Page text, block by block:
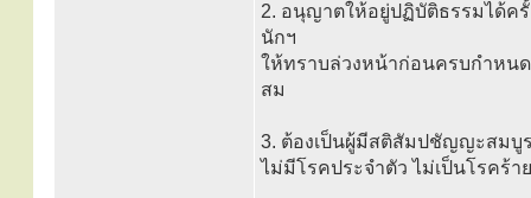
2. อนุญาตให้อยู่ปฏิบัติธรรมได้ค
นักฯ
ให้ทราบล่วงหน้าก่อนครบกำหน
สม
3. ต้องเป็นผู้มีสติสัมปชัญญะสมบู
ไม่มีโรคประจำตัว ไม่เป็นโรคร้